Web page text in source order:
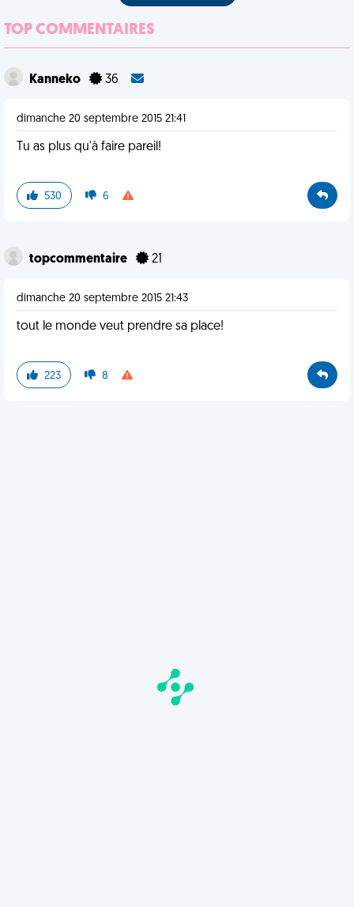
TOP COMMENTAIRES
Kanneko 36
dimanche 20 septembre 2015 21:41
Tu as plus qu'à faire pareil!
530 6
topcommentaire 21
dimanche 20 septembre 2015 21:43
tout le monde veut prendre sa place!
223 8